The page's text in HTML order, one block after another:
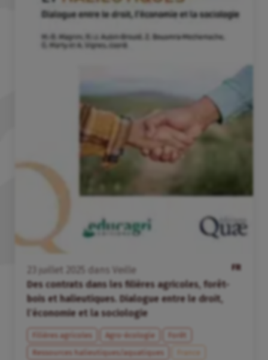
FR
juillet dans
Veille
Des contrats dans les filières agricoles, forêt-
bois et halieutiques. Dialogue entre le droit,
l’économie et la sociologie
Filières agricoles Agro-écologie
Forêt
Ressources halieutiques/aquatiques
France